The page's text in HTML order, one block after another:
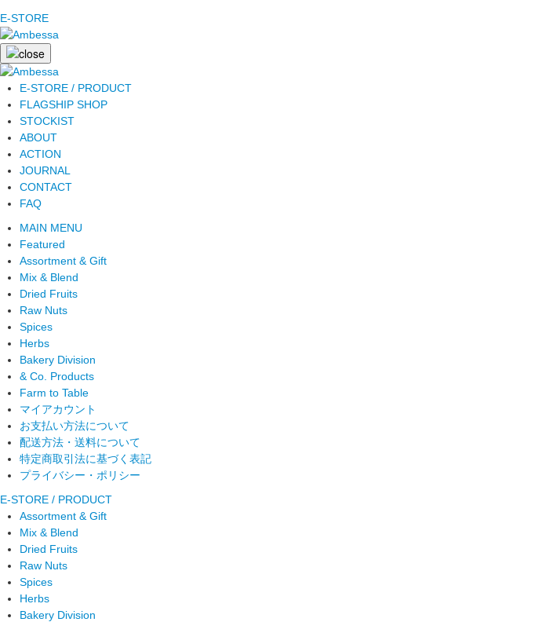
E-STORE
E-STORE / PRODUCT
FLAGSHIP SHOP
STOCKIST
ABOUT
ACTION
JOURNAL
CONTACT
FAQ
MAIN MENU
Featured
Assortment & Gift
Mix & Blend
Dried Fruits
Raw Nuts
Spices
Herbs
Bakery Division
& Co. Products
Farm to Table
マイアカウント
お支払い方法について
配送方法・送料について
特定商取引法に基づく表記
プライバシー・ポリシー
E-STORE / PRODUCT
Assortment & Gift
Mix & Blend
Dried Fruits
Raw Nuts
Spices
Herbs
Bakery Division